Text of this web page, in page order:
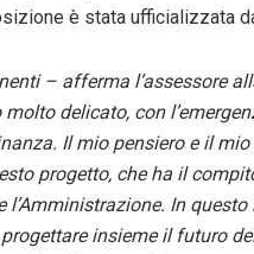
è stata ufficializzata
– afferma l’assessore
delicato, con
Il mio pensiero e il
progetto, che ha il
l’Amministrazione. In
insieme il futuro